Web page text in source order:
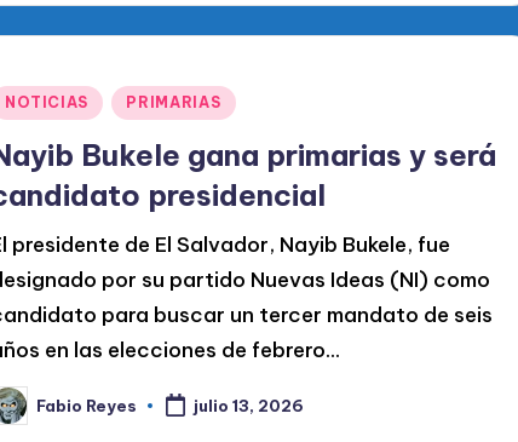
NOTICIAS PRIMARIAS
Bukele gana primarias y será
presidencial
presidente de El Salvador, Nayib Bukele, fue
por su partido Nuevas Ideas (NI) como
para buscar un tercer mandato de seis
en las elecciones de febrero...
Fabio Reyes julio 13, 2026